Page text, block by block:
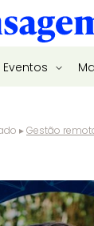
Eventos
▸Gestão